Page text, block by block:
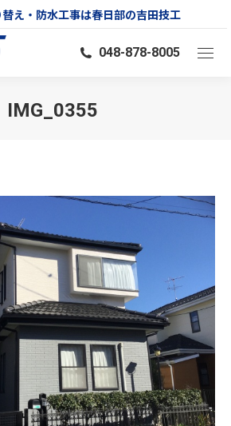
え・防水工事は春日部の吉田技工
048-878-8005
IMG_0355